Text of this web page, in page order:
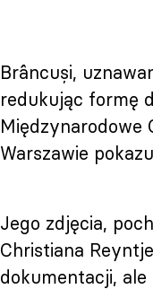
Brâncuși,
redukując formę
Warszawie
Jego zdjęcia,
Christiana
dokumentacji,